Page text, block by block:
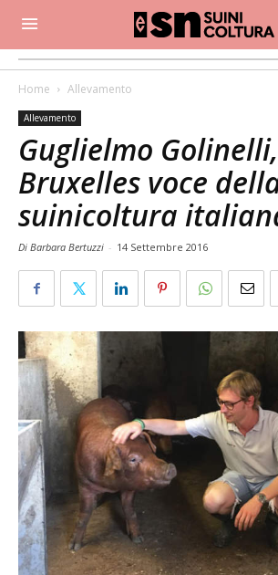
Home Allevamento
Allevamento
Guglielmo
Bruxelles voce
suinicoltura
Di Barbara Bertuzzi - 14 Settembre 2016